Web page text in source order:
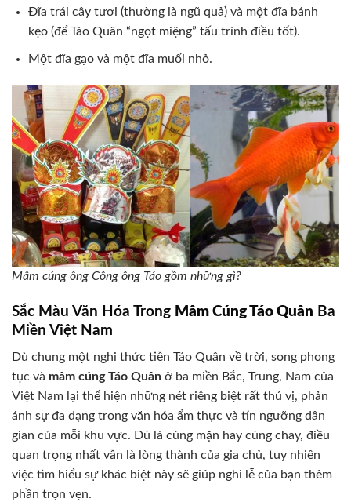
Đĩa trái cây tươi (thường là ngũ quả) và một đĩa bánh
kẹo (để Táo Quân “ngọt miệng” tấu trình điều tốt).
Một đĩa gạo và một đĩa muối nhỏ.
Mâm cúng ông Công ông Táo gồm những gì?
Sắc Màu Văn Hóa Trong Mâm Cúng Táo Quân Ba
Miền Việt Nam
Dù chung một nghi thức tiễn Táo Quân về trời, song phong
tục và mâm cúng Táo Quân ở ba miền Bắc, Trung, Nam của
Việt Nam lại thể hiện những nét riêng biệt rất thú vị, phản
ánh sự đa dạng trong văn hóa ẩm thực và tín ngưỡng dân
gian của mỗi khu vực. Dù là cúng mặn hay cúng chay, điều
quan trọng nhất vẫn là lòng thành của gia chủ, tuy nhiên
việc tìm hiểu sự khác biệt này sẽ giúp nghi lễ của bạn thêm
phần trọn vẹn.